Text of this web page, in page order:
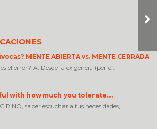
MENTE ABIERTA vs. MENTE CERRADA
el error? A. Desde la exigencia (perfe...
with how much you tolerate….
NO, saber escuchar a tus necesidades, ...